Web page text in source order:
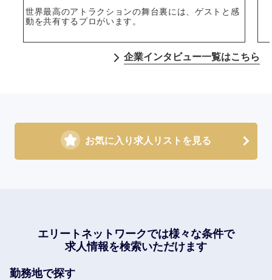
世界最高のアトラクションの舞台裏には、ゲストと感
動を共有するプロがいます。
企業インタビュー一覧はこちら
お気に入り求人リストを見る
エリートネットワークでは様々な条件で
求人情報を検索いただけます
勤務地で探す